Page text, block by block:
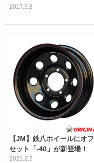
2017.9.8
【JM】鉄八ホイールにオフ
セット「-40」が新登場！
2021.2.5